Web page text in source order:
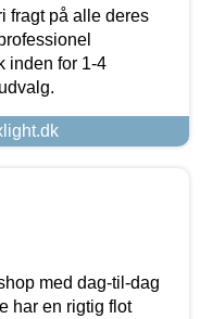
fragt på alle deres
inden for 1-4
med dag-til-dag
har en rigtig flot